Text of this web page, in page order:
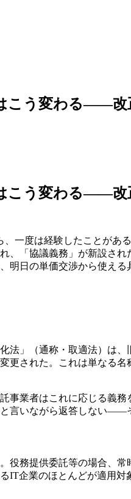
こう変わる――
こう変わる――
一度は経験したことがあ
「協議義務」が新設さ
日の単価交渉から使える
法」（通称・取適法）は
された。これは単なる
業者はこれに応じる義
言いながら返答しない――
務提供委託等の場合、
企業のほとんどが適用対